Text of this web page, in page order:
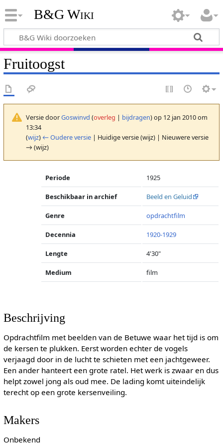
B&G Wiki
Fruitoogst
Versie doorGoswinvd (overleg | bijdragen)op 12 jan 2010 om
13:34
(wijz) ← Oudere versie| Huidige versie (wijz) | Nieuwere versie
→ (wijz)
Periode 1925
Beschikbaar in archief Beeld en Geluid
Genre opdrachtfilm
Decennia 1920-1929
Lengte 4'30"
Medium film
Beschrijving
Opdrachtfilm met beelden van de Betuwe waar het tijd is om
de kersen te plukken. Eerst worden echter de vogels
verjaagd door in de lucht te schieten met een jachtgeweer.
Een ander hanteert een grote ratel. Het werk is zwaar en dus
helpt zowel jong als oud mee. De lading komt uiteindelijk
terecht op een grote kersenveiling.
Makers
Onbekend